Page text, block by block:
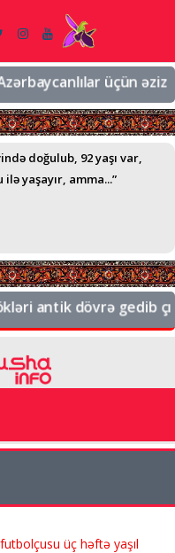
üçün əziz
doğulub, 92 yaşı var,
yaşayır, amma...”
antik dövrə gedib
üç həftə yaşıl